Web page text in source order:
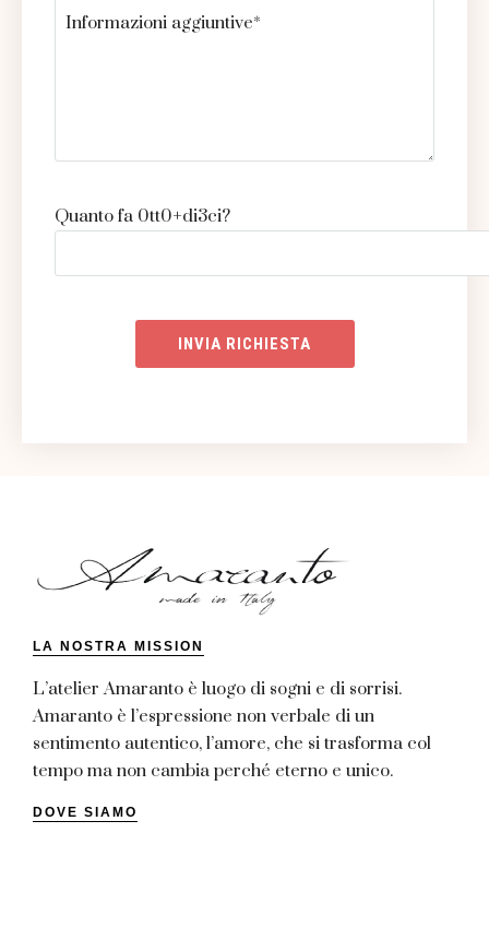
Quanto fa 0tt0+di3ci?
LA NOSTRA MISSION
L’atelier Amaranto è luogo di sogni e di sorrisi.
Amaranto è l’espressione non verbale di un
sentimento autentico, l’amore, che si trasforma col
tempo ma non cambia perché eterno e unico.
DOVE SIAMO